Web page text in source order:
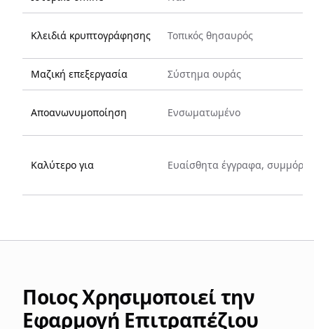
Κλειδιά κρυπτογράφησης Τοπικός θησαυρός
Μαζική επεξεργασία Σύστημα ουράς
Αποανωνυμοποίηση Ενσωματωμένο
Καλύτερο για Ευαίσθητα έγγραφα,
Ποιος Χρησιμοποιεί την
Εφαρμογή Επιτραπέζιου